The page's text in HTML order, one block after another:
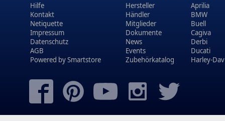
Hilfe
Kontakt
Netiquette
Impressum
Datenschutz
AGB
Powered bySmartstore
Hersteller
Händler
Mitglieder
Dokumente
News
Events
Zubehörkatalog
Aprilia
BMW
Buell
Cagiva
Derbi
Ducati
Harley-